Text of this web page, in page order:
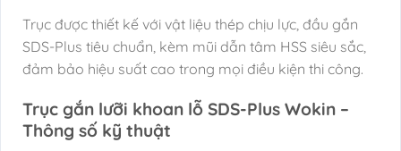
Trục được thiết kế với vật liệu thép chịu lực, đầu gắn
SDS-Plus tiêu chuẩn, kèm mũi dẫn tâm HSS siêu sắc,
đảm bảo hiệu suất cao trong mọi điều kiện thi công.
Trục gắn lưỡi khoan lỗ SDS-Plus Wokin –
Thông số kỹ thuật